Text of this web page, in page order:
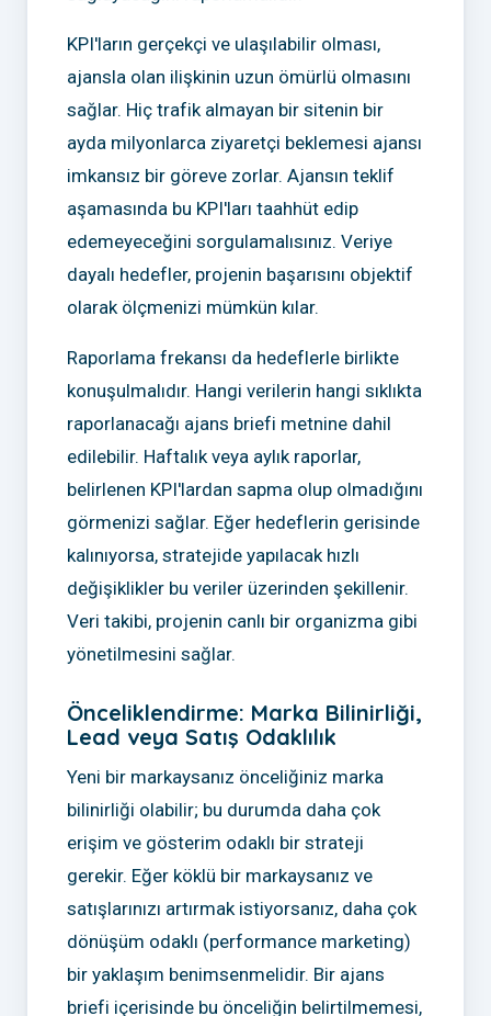
KPI'ların gerçekçi ve ulaşılabilir olması,
ajansla olan ilişkinin uzun ömürlü olmasını
sağlar. Hiç trafik almayan bir sitenin bir
ayda milyonlarca ziyaretçi beklemesi ajansı
imkansız bir göreve zorlar. Ajansın teklif
aşamasında bu KPI'ları taahhüt edip
edemeyeceğini sorgulamalısınız. Veriye
dayalı hedefler, projenin başarısını objektif
olarak ölçmenizi mümkün kılar.
Raporlama frekansı da hedeflerle birlikte
konuşulmalıdır. Hangi verilerin hangi sıklıkta
raporlanacağı ajans briefi metnine dahil
edilebilir. Haftalık veya aylık raporlar,
belirlenen KPI'lardan sapma olup olmadığını
görmenizi sağlar. Eğer hedeflerin gerisinde
kalınıyorsa, stratejide yapılacak hızlı
değişiklikler bu veriler üzerinden şekillenir.
Veri takibi, projenin canlı bir organizma gibi
yönetilmesini sağlar.
Önceliklendirme: Marka Bilinirliği,
Lead veya Satış Odaklılık
Yeni bir markaysanız önceliğiniz marka
bilinirliği olabilir; bu durumda daha çok
erişim ve gösterim odaklı bir strateji
gerekir. Eğer köklü bir markaysanız ve
satışlarınızı artırmak istiyorsanız, daha çok
dönüşüm odaklı (performance marketing)
bir yaklaşım benimsenmelidir. Bir ajans
briefi içerisinde bu önceliğin belirtilmemesi,